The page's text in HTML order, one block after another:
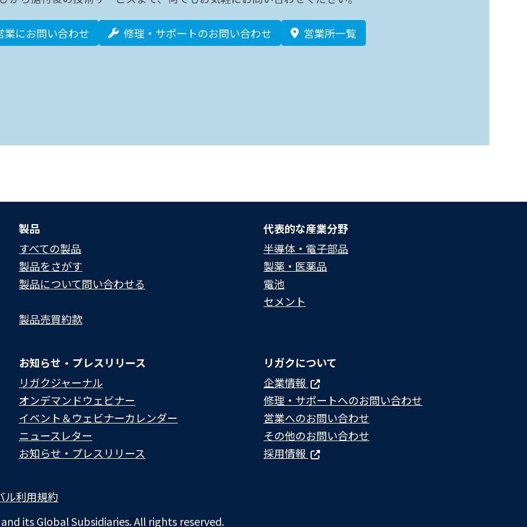
業にお問い合わせ 修理・サポートのお問い合わせ 営業所一覧
製品
すべての製品
製品をさがす
製品について問い合わせる​
製品売買約款
代表的な産業分野
半導体・電子部品
製薬・医薬品
電池
セメント
お知らせ・プレスリリース
リガクジャーナル
オンデマンドウェビナー
イベント＆ウェビナーカレンダー
ニュースレター
お知らせ・プレスリリース
リガクについて
企業情報
修理・サポートへのお問い合わせ
営業へのお問い合わせ
その他のお問い合わせ
採用情報
its Global Subsidiaries. All rights reserved.
ル利用規約